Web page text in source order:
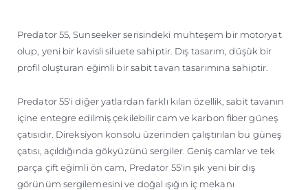
Predator 55, Sunseeker serisindeki muhteşem bir motoryat
olup, yeni bir kavisli siluete sahiptir. Dış tasarım, düşük bir
profil oluşturan eğimli bir sabit tavan tasarımına sahiptir.
Predator 55'i diğer yatlardan farklı kılan özellik, sabit tavanın
içine entegre edilmiş çekilebilir cam ve karbon fiber güneş
çatısıdır. Direksiyon konsolu üzerinden çalıştırılan bu güneş
çatısı, açıldığında gökyüzünü sergiler. Geniş camlar ve tek
parça çift eğimli ön cam, Predator 55'in şık yeni bir dış
görünüm sergilemesini ve doğal ışığın iç mekanı